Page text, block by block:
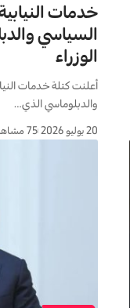
خدمات
السياسي
الوزراء
أعلنت كتلة خدمات
والدبلوماسي الذي…
20 يوليو 2026 75 مشاهدات